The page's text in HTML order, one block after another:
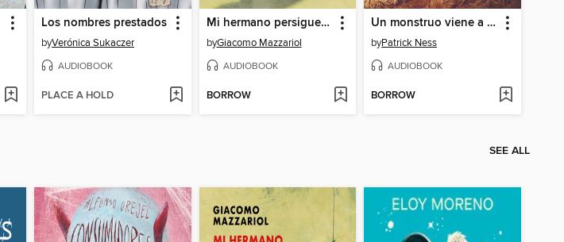
Los nombres prestados
byVerónica Sukaczer
AUDIOBOOK
PLACE A HOLD
Mi hermano persigue dinosaurios
byGiacomo Mazzariol
AUDIOBOOK
BORROW
Un monstruo viene a verme
byPatrick Ness
AUDIOBOOK
BORROW
SEE ALL